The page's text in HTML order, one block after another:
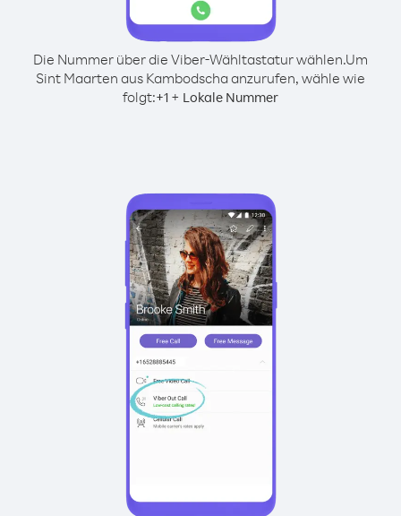
Die Nummer über die Viber-Wähltastatur wählen.Um
Sint Maarten aus Kambodscha anzurufen, wähle wie
folgt:+1 + Lokale Nummer